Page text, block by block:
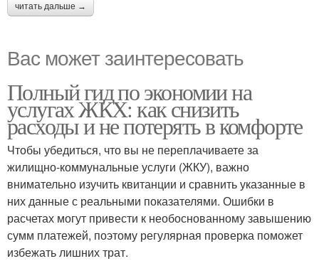
читать дальше →
Вас может заинтересовать
Полный гид по экономии на
услугах ЖКХ: как снизить
расходы и не потерять в комфорте
Чтобы убедиться, что вы не переплачиваете за
жилищно-коммунальные услуги (ЖКУ), важно
внимательно изучить квитанции и сравнить указанные в
них данные с реальными показателями. Ошибки в
расчетах могут привести к необоснованному завышению
сумм платежей, поэтому регулярная проверка поможет
избежать лишних трат.